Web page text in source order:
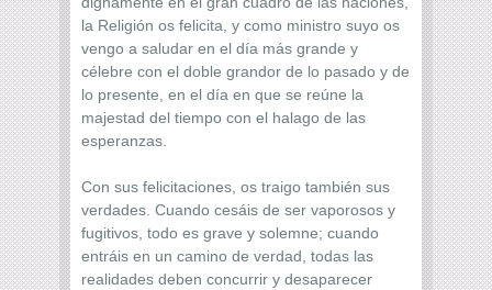
la Religión os felicita, y como ministro suyo os
vengo a saludar en el día más grande y
célebre con el doble grandor de lo pasado y de
lo presente, en el día en que se reúne la
majestad del tiempo con el halago de las
esperanzas.
Con sus felicitaciones, os traigo también sus
verdades. Cuando cesáis de ser vaporosos y
fugitivos, todo es grave y solemne; cuando
entráis en un camino de verdad, todas las
realidades deben concurrir y desaparecer